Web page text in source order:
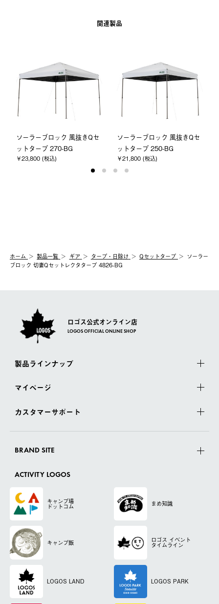
関連製品
ソーラーブロック 風抜きQセ
ットタープ 270-BG
￥23,800 (税込)
ソーラーブロック 風抜きQセ
ットタープ 250-BG
￥21,800 (税込)
ホーム 製品⼀覧 ギア タープ・日除け Qセットタープ
ソーラー
ブロック 切妻Qセットレクタタープ 4826-BG
ロゴス公式オンライン店
LOGOS OFFICIAL ONLINE SHOP
製品ラインナップ
マイページ
カスタマーサポート
BRAND SITE
ACTIVITY LOGOS
キャンプ場
ドットコム まめ知識
キャンプ飯 ロゴス イベント
タイムライン
LOGOS LAND LOGOS PARK